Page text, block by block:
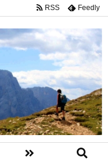
RSS Feedly